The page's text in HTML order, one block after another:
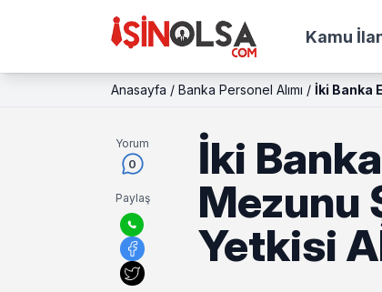
Kamu
Anasayfa / Banka Personel Alımı / İki Banka
Yorum
0
Paylaş
İki
Mezunu
Yetkisi